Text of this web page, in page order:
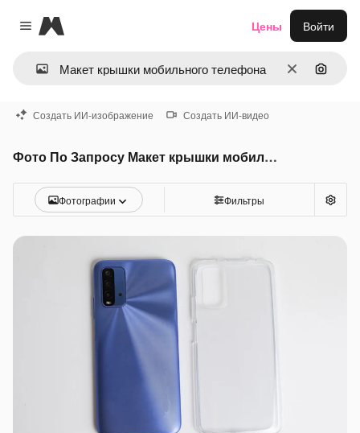
Close menu
Magnific
ОчиститьПоиск
Цены Войти
Создать ИИ-изображение Создать ИИ-видео
Фото По Запросу Макет крышки мобильного телефона
Фотографии Фильтры